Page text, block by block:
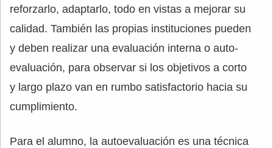
reforzarlo, adaptarlo, todo en vistas a mejorar su
calidad. También las propias instituciones pueden
y deben realizar una evaluación interna o auto-
evaluación, para observar si los objetivos a corto
y largo plazo van en rumbo satisfactorio hacia su
cumplimiento.
Para el alumno, la autoevaluación es una técnica